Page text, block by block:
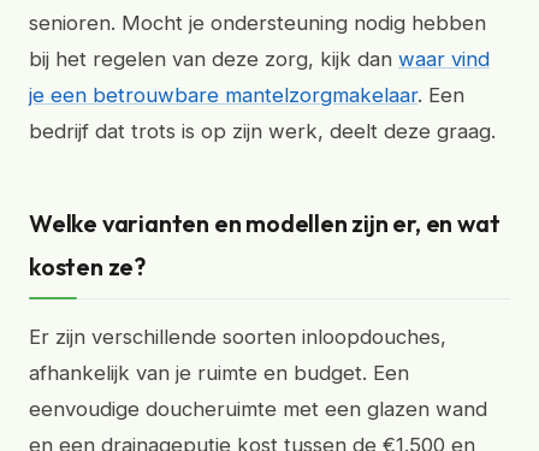
senioren. Mocht je ondersteuning nodig hebben
bij het regelen van deze zorg, kijk dan waar vind
je een betrouwbare mantelzorgmakelaar. Een
bedrijf dat trots is op zijn werk, deelt deze graag.
Welke varianten en modellen zijn er, en wat
kosten ze?
Er zijn verschillende soorten inloopdouches,
afhankelijk van je ruimte en budget. Een
eenvoudige doucheruimte met een glazen wand
en een drainageputje kost tussen de €1.500 en